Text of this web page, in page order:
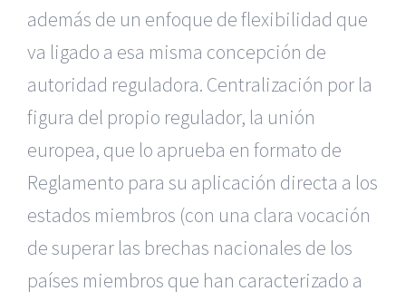
además de un enfoque de flexibilidad que
va ligado a esa misma concepción de
autoridad reguladora. Centralización por la
figura del propio regulador, la unión
europea, que lo aprueba en formato de
Reglamento para su aplicación directa a los
estados miembros (con una clara vocación
de superar las brechas nacionales de los
países miembros que han caracterizado a